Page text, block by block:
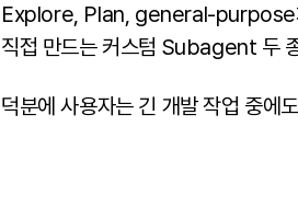
Explore, Plan, general-purpose
직접 만드는 커스텀 Subagent 두
덕분에 사용자는 긴 개발 작업 중에